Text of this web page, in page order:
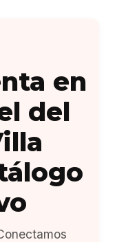
en
del